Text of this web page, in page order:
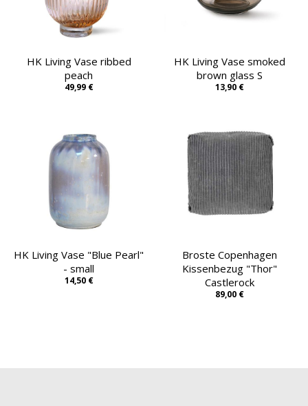
HK Living Vase ribbed
peach
49,99 €
HK Living Vase smoked
brown glass S
13,90 €
HK Living Vase "Blue Pearl"
- small
14,50 €
Broste Copenhagen
Kissenbezug "Thor"
Castlerock
89,00 €